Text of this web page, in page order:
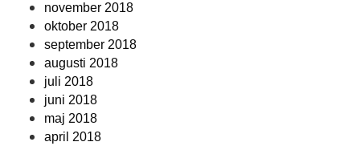
november 2018
oktober 2018
september 2018
augusti 2018
juli 2018
juni 2018
maj 2018
april 2018